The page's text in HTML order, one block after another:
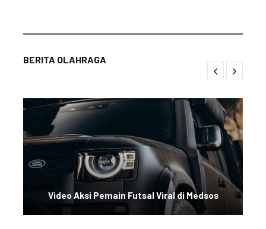
BERITA OLAHRAGA
Video Aksi Pemain Futsal Viral di Medsos